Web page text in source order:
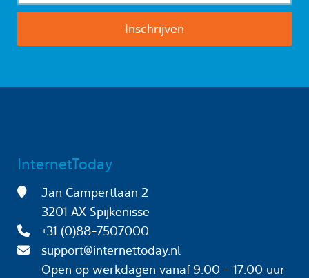
InternetToday
Jan Campertlaan 2
3201 AX Spijkenisse
+31 (0)88-7507000
support@internettoday.nl
Open op werkdagen
vanaf 9:00 - 17:00 uur